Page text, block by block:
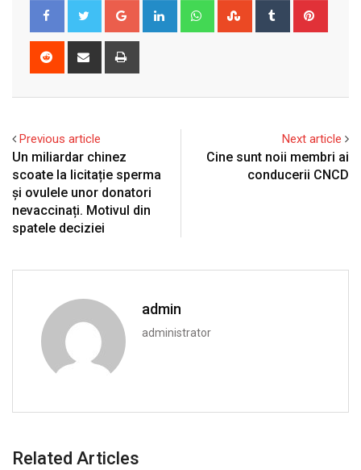
Google+ LinkedIn WhatsappStumbleUpon
Tumblr
Reddit
Share
Previous article
Un miliardar chinez
scoate la licitație sperma
și ovulele unor donatori
nevaccinați. Motivul din
spatele deciziei
Next article
Cine sunt noii membri ai
conducerii CNCD
admin
administrator
Related Articles